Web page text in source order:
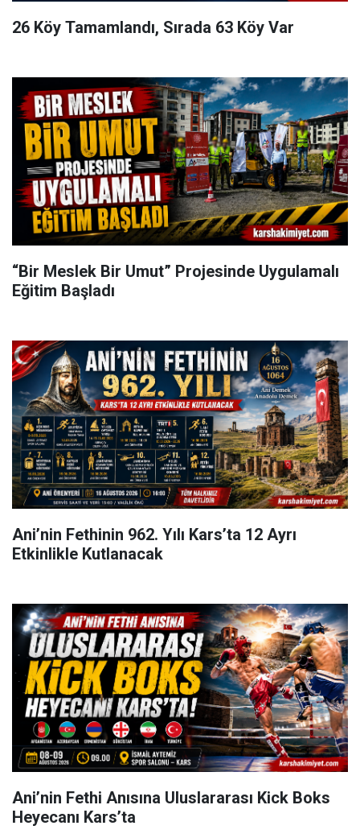
26 Köy Tamamlandı, Sırada 63 Köy Var
“Bir Meslek Bir Umut” Projesinde Uygulamalı
Eğitim Başladı
Ani’nin Fethinin 962. Yılı Kars’ta 12 Ayrı
Etkinlikle Kutlanacak
Ani’nin Fethi Anısına Uluslararası Kick Boks
Heyecanı Kars’ta